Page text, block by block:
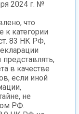
2024 г. №
что
к категории
83 НК РФ,
в качестве
если иной
не
РФ.